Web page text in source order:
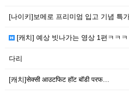
[나이키]보메로 프리미엄 입고 기념 특
[캐치] 예상 빗나가는 영상 1편ㅋㅋㅋ
다리
[캐치]सेक्सी आउटफिट हॉट बॉडी परफ…